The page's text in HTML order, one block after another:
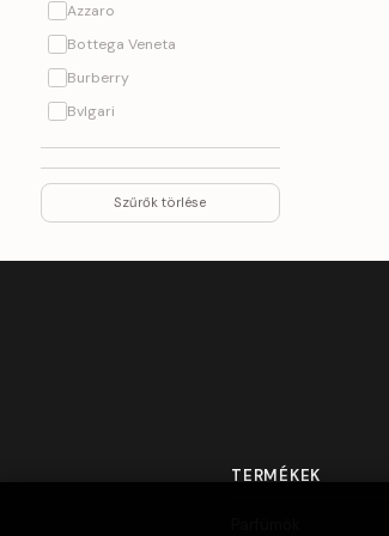
Azzaro
Bottega Veneta
Burberry
Bvlgari
Byredo
Calvin KleinSzűrők törlése
TERMÉKEK